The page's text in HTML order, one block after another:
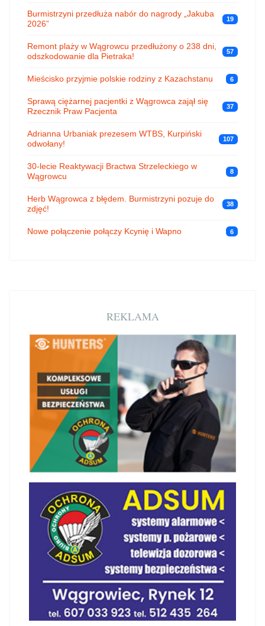
Burmistrzyni przedłuża nabór do nagrody „Jakuba
2026”
19
Remont plaży w Wągrowcu przedłużony o 238 dni,
odszkodowanie dla Pietraka!
57
Mieścisko przyjmie polskie rodziny z Kazachstanu 6
Sprawą ciężarnej pacjentki z Wągrowca zajął się
Rzecznik Praw Pacjenta
37
Adrianna Urbaniak prezesem WTBS, Kurpiński
odwołany!
107
30-lecie Reaktywacji Bractwa Strzeleckiego w
Wągrowcu
8
Herb Wągrowca z błędem. Burmistrzyni pozuje do
zdjęć!
38
Nowe połączenie połączy Kcynię i Wapno 6
REKLAMA